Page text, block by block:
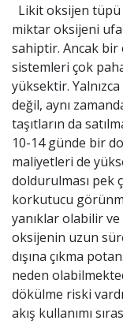
Likit oksijen
miktar oksijeni
sahiptir. Ancak bir
sistemleri çok
yüksektir.
değil, aynı
taşıtların da
10-14 günde bir
maliyetleri de
doldurulması pek
korkutucu
yanıklar olabilir ve
oksijenin uzun
dışına çıkma
neden
dökülme riski
akış kullanımı